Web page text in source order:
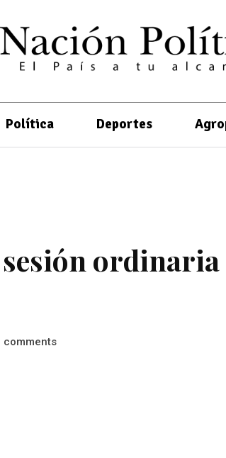
Política Deportes
ordinaria
comments